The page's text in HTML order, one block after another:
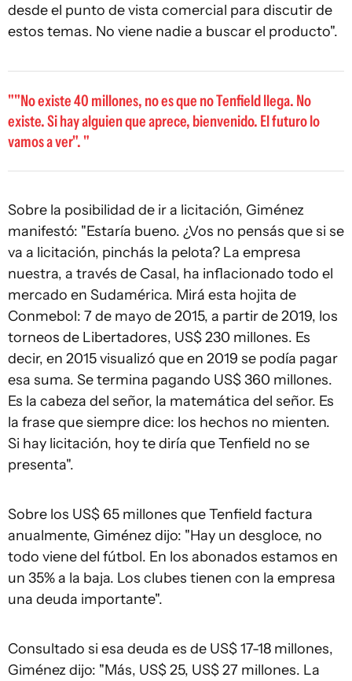
desde el punto de vista comercial para discutir de
estos temas. No viene nadie a buscar el producto".
"No existe 40 millones, no es que no Tenfield llega. No
existe. Si hay alguien que aprece, bienvenido. El futuro lo
vamos a ver".
Sobre la posibilidad de ir a licitación, Giménez
manifestó: "Estaría bueno. ¿Vos no pensás que si se
va a licitación, pinchás la pelota? La empresa
nuestra, a través de Casal, ha inflacionado todo el
mercado en Sudamérica. Mirá esta hojita de
Conmebol: 7 de mayo de 2015, a partir de 2019, los
torneos de Libertadores, US$ 230 millones. Es
decir, en 2015 visualizó que en 2019 se podía pagar
esa suma. Se termina pagando US$ 360 millones.
Es la cabeza del señor, la matemática del señor. Es
la frase que siempre dice: los hechos no mienten.
Si hay licitación, hoy te diría que Tenfield no se
presenta".
Sobre los US$ 65 millones que Tenfield factura
anualmente, Giménez dijo: "Hay un desgloce, no
todo viene del fútbol. En los abonados estamos en
un 35% a la baja. Los clubes tienen con la empresa
una deuda importante".
Consultado si esa deuda es de US$ 17-18 millones,
Giménez dijo: "Más, US$ 25, US$ 27 millones. La